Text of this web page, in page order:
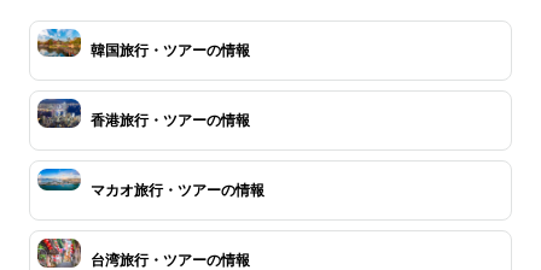
韓国旅行・ツアーの情報
香港旅行・ツアーの情報
マカオ旅行・ツアーの情報
台湾旅行・ツアーの情報